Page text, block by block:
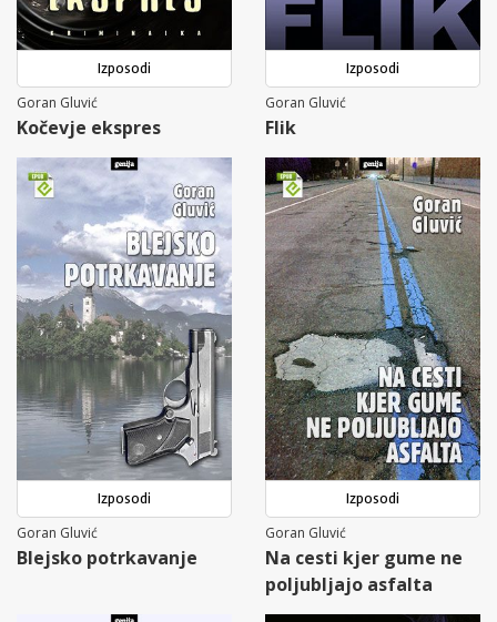
Izposodi
Goran Gluvić
Kočevje ekspres
Izposodi
Goran Gluvić
Flik
Izposodi
Goran Gluvić
Blejsko potrkavanje
Izposodi
Goran Gluvić
Na cesti kjer gume ne
poljubljajo asfalta